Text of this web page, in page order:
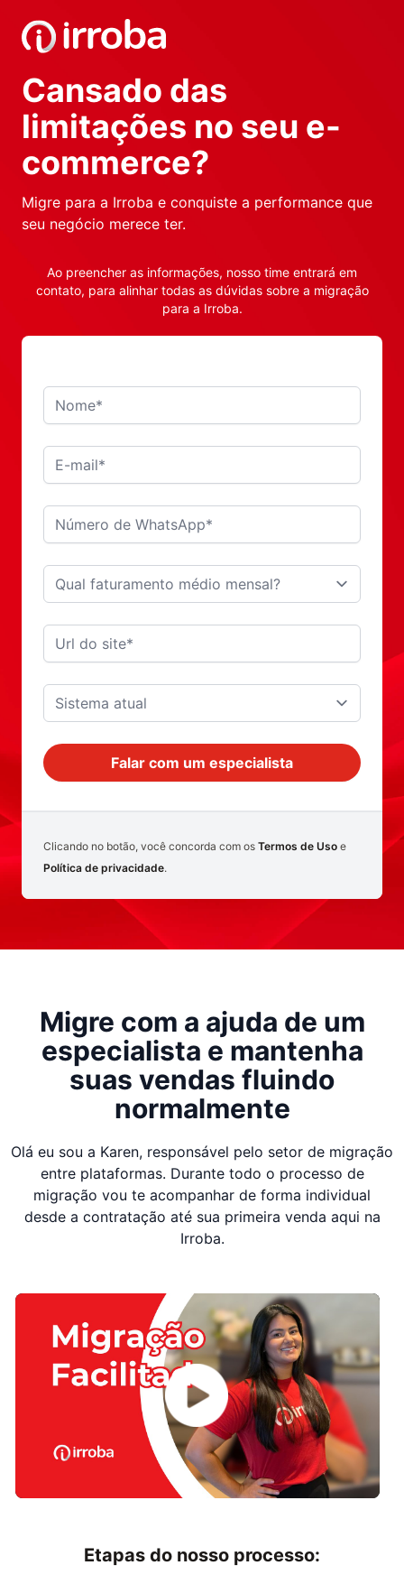
Irroba E-commerce
Cansado das
limitações no seu e-
commerce?
Migre para a Irroba e conquiste a performance que
seu negócio merece ter.
Ao preencher as informações, nosso time entrará em
contato, para alinhar todas as dúvidas sobre a migração
para a Irroba.
Nome*
E-mail*
Número de WhatsApp*
Url do site*
Falar com um especialista
Clicando no botão, você concorda com os Termos de Uso e
Política de privacidade.
Migre com a ajuda de um
especialista e mantenha
suas vendas fluindo
normalmente
Olá eu sou a Karen, responsável pelo setor de migração
entre plataformas. Durante todo o processo de
migração vou te acompanhar de forma individual
desde a contratação até sua primeira venda aqui na
Irroba.
Etapas do nosso processo: